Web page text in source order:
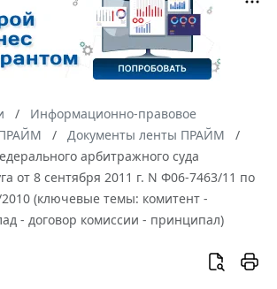
Информационно-правовое
Документы ленты ПРАЙМ
арбитражного суда
от 8 сентября 2011 г. N Ф06-7463/11 по
(ключевые темы: комитент -
- договор комиссии - принципал)